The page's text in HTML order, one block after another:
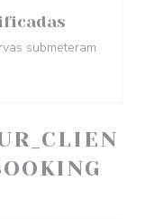
submeteram